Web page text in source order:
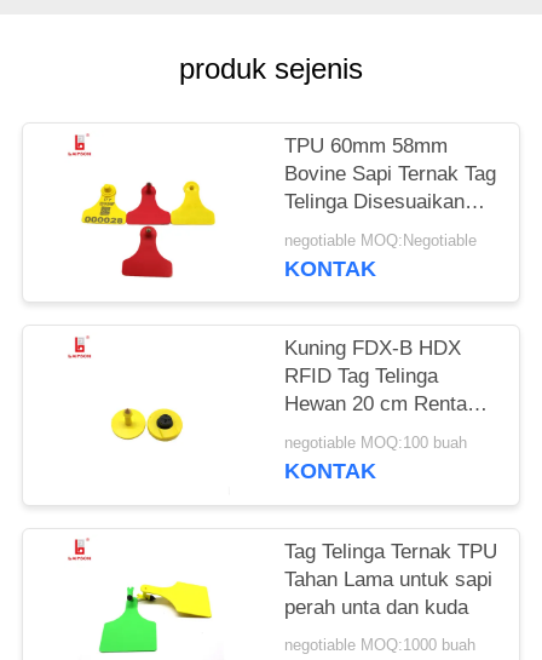
produk sejenis
TPU 60mm 58mm
Bovine Sapi Ternak Tag
Telinga Disesuaikan
Warna Tidak Beracun
negotiable MOQ:Negotiable
KONTAK
Kuning FDX-B HDX
RFID Tag Telinga
Hewan 20 cm Rentang
Membaca Untuk
Manajemen Pertanian
negotiable MOQ:100 buah
KONTAK
Tag Telinga Ternak TPU
Tahan Lama untuk sapi
perah unta dan kuda
negotiable MOQ:1000 buah